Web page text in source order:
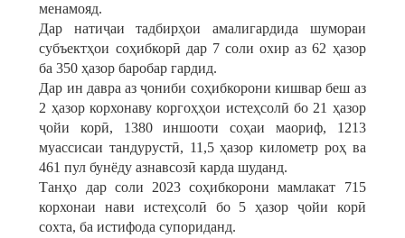
менамояд.
Дар натиҷаи тадбирҳои амалигардида шумораи
субъектҳои соҳибкорӣ дар 7 соли охир аз 62 ҳазор
ба 350 ҳазор баробар гардид.
Дар ин давра аз ҷониби соҳибкорони кишвар беш аз
2 ҳазор корхонаву коргоҳҳои истеҳсолӣ бо 21 ҳазор
ҷойи корӣ, 1380 иншооти соҳаи маориф, 1213
муассисаи тандурустӣ, 11,5 ҳазор километр роҳ ва
461 пул бунёду азнавсозӣ карда шуданд.
Танҳо дар соли 2023 соҳибкорони мамлакат 715
корхонаи нави истеҳсолӣ бо 5 ҳазор ҷойи корӣ
сохта, ба истифода супориданд.